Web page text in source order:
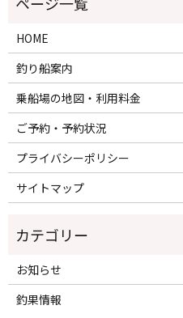
HOME
釣り船案内
乗船場の地図・利用料金
ご予約・予約状況
プライバシーポリシー
サイトマップ
カテゴリー
お知らせ
釣果情報